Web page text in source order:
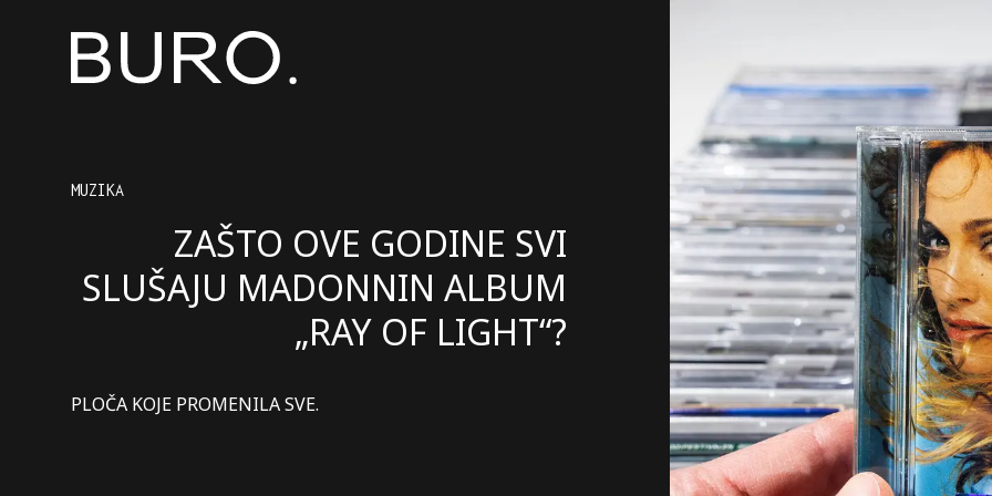
MUZIKA
ZAŠTO OVE GODINE SVI
SLUŠAJU MADONNIN ALBUM
„RAY OF LIGHT“?
PLOČA KOJE PROMENILA SVE.